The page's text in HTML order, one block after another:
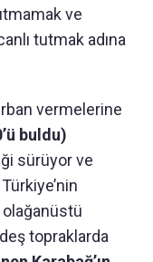
ve
tutmak adına
vermelerine
buldu)
sürüyor ve
topraklarda